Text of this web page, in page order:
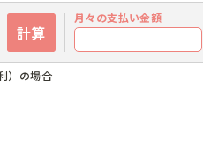
計算
月々の支払い金額
）の場合